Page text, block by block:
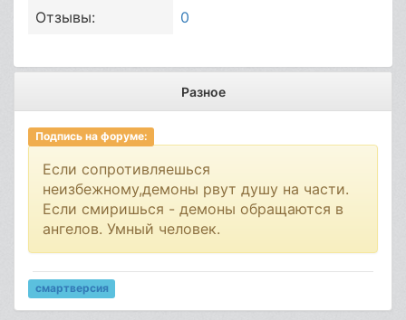
Отзывы:
0
Разное
Подпись на форуме:
Если сопротивляешься
неизбежному,демоны рвут душу на части.
Если смиришься - демоны обращаются в
ангелов. Умный человек.
смартверсия